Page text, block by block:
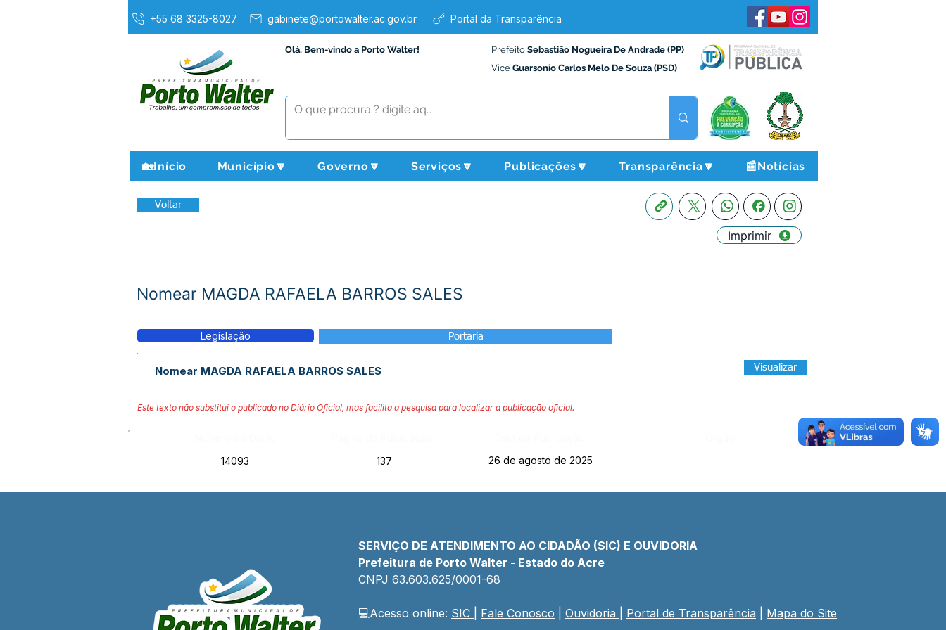
+55 68 3325-8027 gabinete@portowalter.ac.gov.br Portal da Transparência
Olá, Bem-vindo a Porto Walter! Prefeito Sebastião Nogueira De Andrade (PP)
Vice Guarsonio Carlos Melo De Souza (PSD)
🏡Início Município🔽 Governo🔽 Serviços🔽 Publicações🔽 Transparência🔽 📰Notícias
Voltar
Imprimir
Nomear MAGDA RAFAELA BARROS SALES
Legislação Portaria
Nomear MAGDA RAFAELA BARROS SALES Visualizar
Este texto não substitui o publicado no Diário Oficial, mas facilita a pesquisa para localizar a publicação oficial.
14093
137 26 de agosto de 2025
SERVIÇO DE ATENDIMENTO AO CIDADÃO (SIC) E OUVIDORIA
Prefeitura de Porto Walter - Estado do Acre
CNPJ 63.603.625/0001-68
💻Acesso online: SIC Fale Conosco Ouvidoria Portal de Transparência Mapa do Site